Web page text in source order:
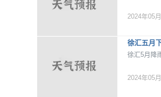
2024年05
徐汇五月
徐汇5月降
2024年05